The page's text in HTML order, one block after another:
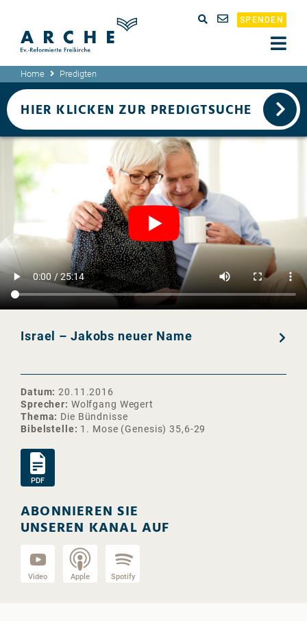
SPENDEN
Home Predigten
Israel – Jakobs neuer Name
Datum 20.11.2016
Sprecher
Wolfgang Wegert
Thema
Die Bündnisse
Bibelstelle
1. Mose (Genesis) 35,6-29
PDF
ABONNIEREN SIE
UNSEREN KANAL AUF
Video Apple Spotify
HIER KLICKEN ZUR PREDIGTSUCHE